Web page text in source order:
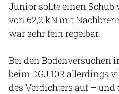
Junior sollte einen Schub
von 62,2 kN mit
war sehr fein regelbar.
Bei den Bodenversuchen
beim DGJ.10R allerdings
des Verdichters auf – und